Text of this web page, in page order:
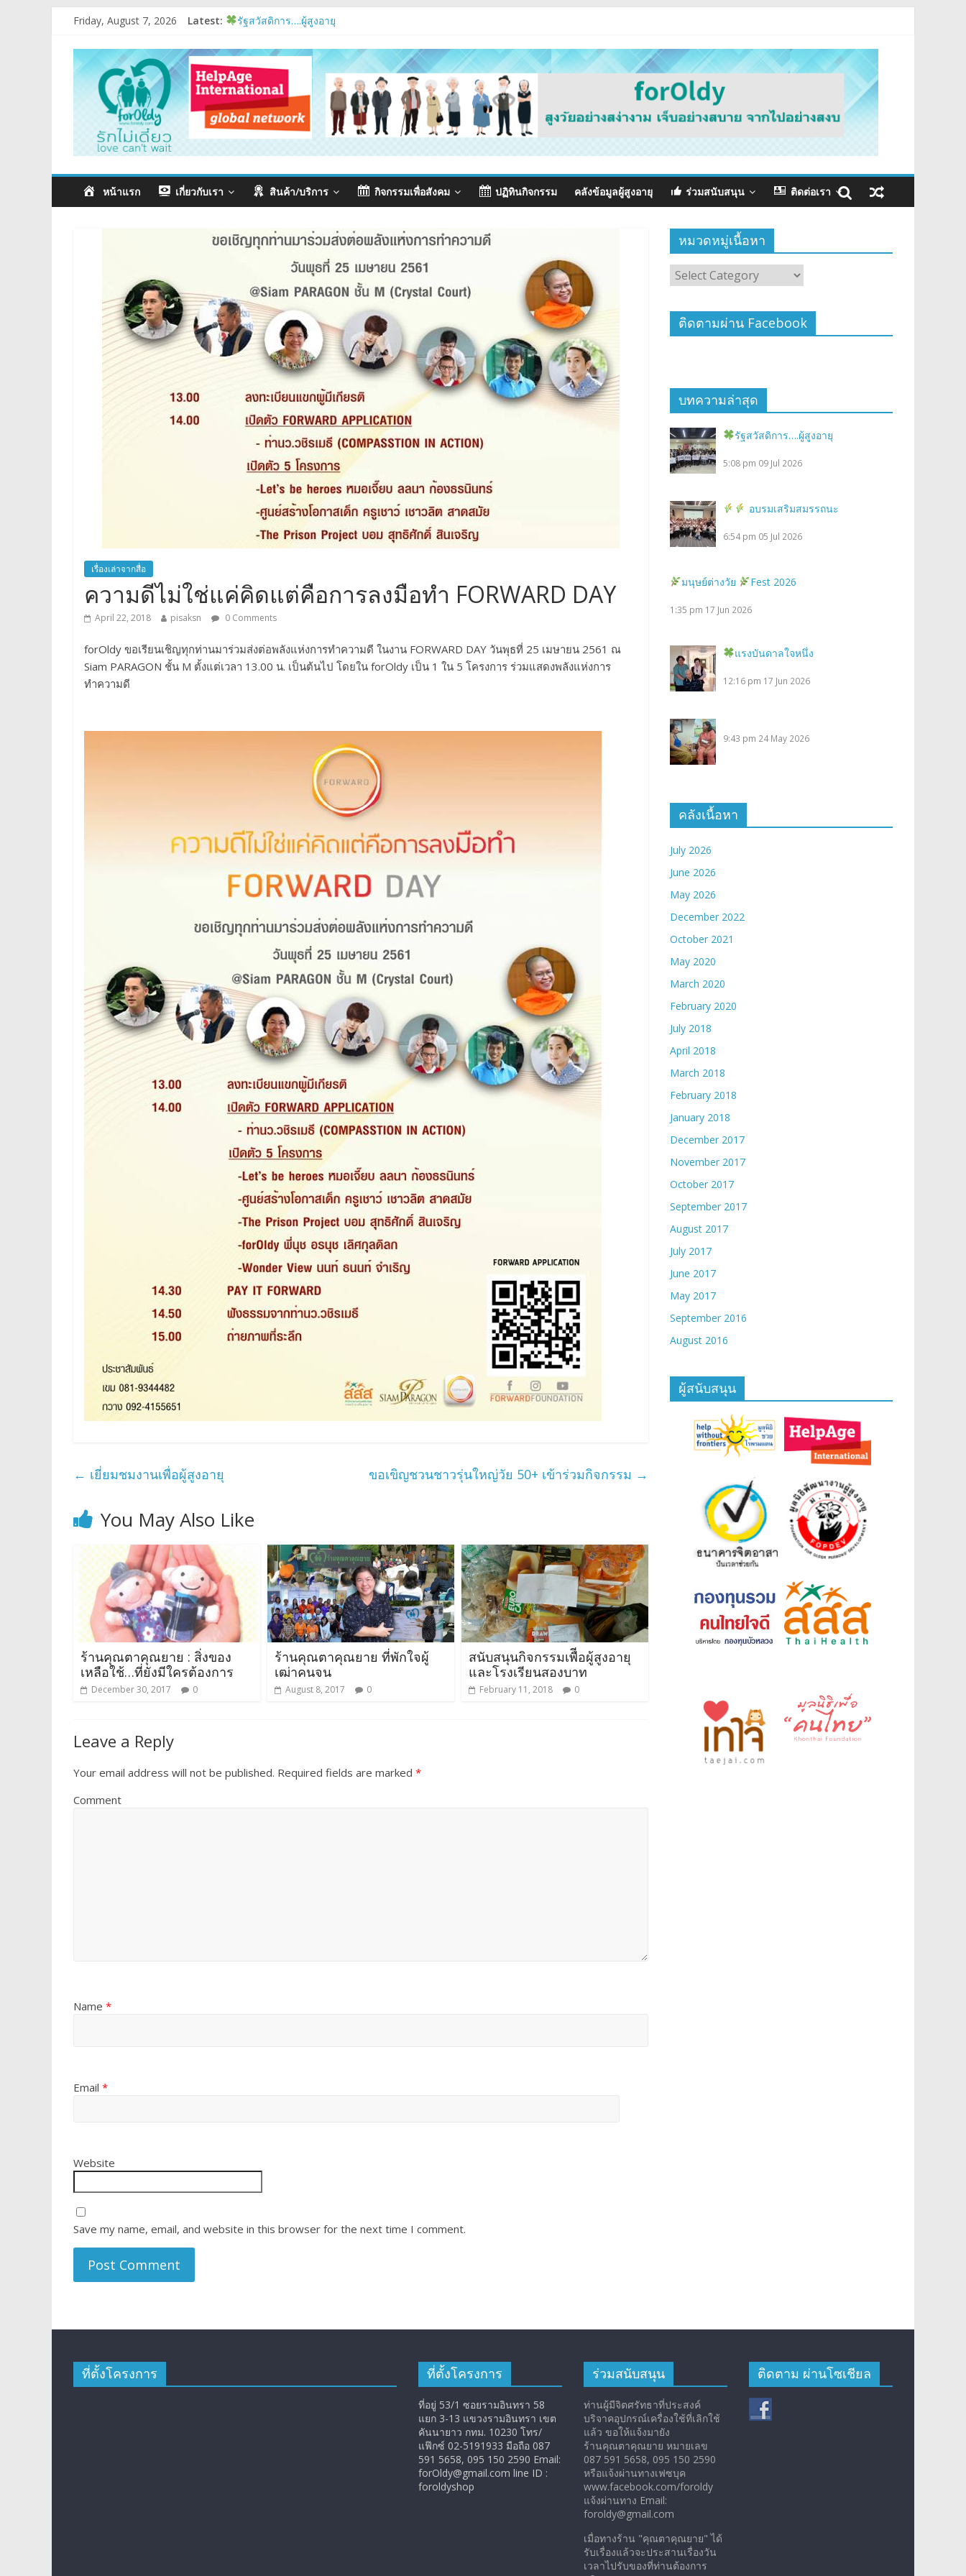
Friday, August 7, 2026 Latest:
รัฐสวัสดิการ….ผู้สูงอายุ
มนุษย์ต่างวัย
Fest 2026
แรงบันดาลใจหนึ่ง
หน้าแรก เกี่ยวกับเรา สินค้า/บริการ กิจกรรมเพื่อสังคม ปฏิทินกิจกรรม คลังข้อมูลผู้สูงอายุ ร่วมสนับสนุน ติดต่อเรา
เรื่องเล่าจากสื่อ
ความดีไม่ใช่แค่คิดแต่คือการลงมือทำ FORWARD DAY
April 22, 2018 pisaksn 0 Comments
forOldy ขอเรียนเชิญทุกท่านมาร่วมส่งต่อพลังแห่งการทำความดี ในงาน FORWARD DAY วันพุธที่ 25 เมษายน 2561 ณ
Siam PARAGON ชั้น M ตั้งแต่เวลา 13.00 น. เป็นต้นไป โดยใน forOldy เป็น 1 ใน 5 โครงการ ร่วมแสดงพลังแห่งการ
ทำความดี
← เยี่ยมชมงานเพื่อผู้สูงอายุ ขอเขิญชวนชาวรุ่นใหญ่วัย 50+ เข้าร่วมกิจกรรม →
You May Also Like
ร้านคุณตาคุณยาย : สิ่งของ
เหลือใช้…ที่ยังมีใครต้องการ
December 30, 2017 0
ร้านคุณตาคุณยาย ที่พักใจผู้
เฒ่าคนจน
August 8, 2017 0
สนับสนุนกิจกรรมเพืีอผู้สูงอายุ
และโรงเรียนสองบาท
February 11, 2018 0
Leave a Reply
Your email address will not be published. Required fields are marked *
Comment
Name *
Email *
Website
Save my name, email, and website in this browser for the next time I comment.
หมวดหมู่เนื้อหา
ติดตามผ่าน Facebook
บทความล่าสุด
รัฐสวัสดิการ….ผู้สูงอายุ
5:08 pm 09 Jul 2026
อบรมเสริมสมรรถนะ
6:54 pm 05 Jul 2026
มนุษย์ต่างวัย Fest 2026
1:35 pm 17 Jun 2026
แรงบันดาลใจหนึ่ง
12:16 pm 17 Jun 2026
9:43 pm 24 May 2026
คลังเนื้อหา
July 2026
June 2026
May 2026
December 2022
October 2021
May 2020
March 2020
February 2020
July 2018
April 2018
March 2018
February 2018
January 2018
December 2017
November 2017
October 2017
September 2017
August 2017
July 2017
June 2017
May 2017
September 2016
August 2016
ผู้สนับสนุน
ที่ตั้งโครงการ ที่ตั้งโครงการ
ที่อยู่ 53/1 ซอยรามอินทรา 58
แยก 3-13 แขวงรามอินทรา เขต
คันนายาว กทม. 10230 โทร/
แฟ๊กซ์ 02-5191933 มือถือ 087
591 5658, 095 150 2590 Email:
forOldy@gmail.com line ID :
foroldyshop
ร่วมสนับสนุน
ท่านผู้มีจิตศรัทธาที่ประสงค์
บริจาคอุปกรณ์เครื่องใช้ที่เลิกใช้
แล้ว ขอให้แจ้งมายัง
ร้านคุณตาคุณยาย หมายเลข
087 591 5658, 095 150 2590
หรือแจ้งผ่านทางเฟซบุค
www.facebook.com/foroldy
แจ้งผ่านทาง Email:
foroldy@gmail.com
เมื่อทางร้าน "คุณตาคุณยาย" ได้
รับเรื่องแล้วจะประสานเรื่องวัน
เวลาไปรับของที่ท่านต้องการ
ติดตาม ผ่านโซเชียล